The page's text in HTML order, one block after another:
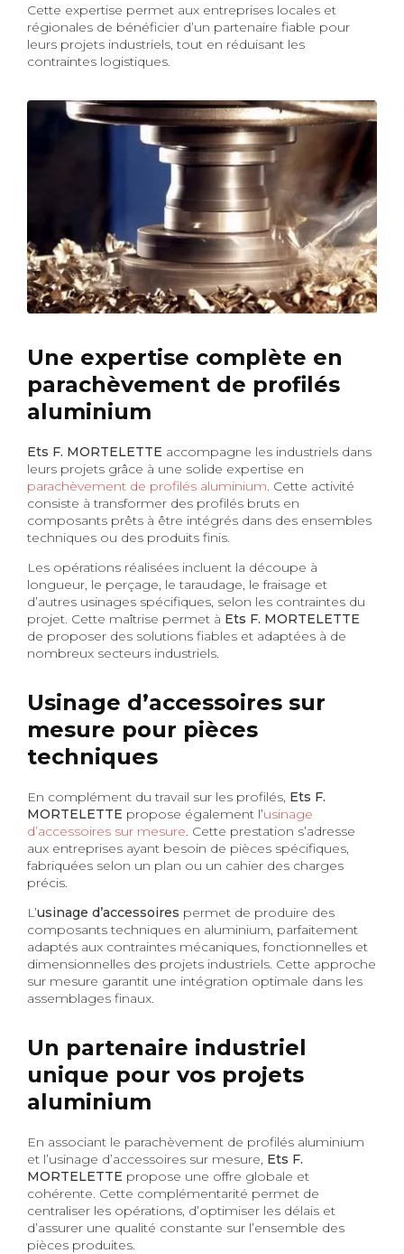
Cette expertise permet aux entreprises locales et
régionales de bénéficier d’un partenaire fiable pour
leurs projets industriels, tout en réduisant les
contraintes logistiques.
Une expertise complète en
parachèvement de profilés
aluminium
Ets F. MORTELETTE accompagne les industriels dans
leurs projets grâce à une solide expertise en
parachèvement de profilés aluminium. Cette activité
consiste à transformer des profilés bruts en
composants prêts à être intégrés dans des ensembles
techniques ou des produits finis.
Les opérations réalisées incluent la découpe à
longueur, le perçage, le taraudage, le fraisage et
d’autres usinages spécifiques, selon les contraintes du
projet. Cette maîtrise permet à Ets F. MORTELETTE
de proposer des solutions fiables et adaptées à de
nombreux secteurs industriels.
Usinage d’accessoires sur
mesure pour pièces
techniques
En complément du travail sur les profilés, Ets F.
MORTELETTE propose également l’usinage
d’accessoires sur mesure. Cette prestation s’adresse
aux entreprises ayant besoin de pièces spécifiques,
fabriquées selon un plan ou un cahier des charges
précis.
L’usinage d’accessoires permet de produire des
composants techniques en aluminium, parfaitement
adaptés aux contraintes mécaniques, fonctionnelles et
dimensionnelles des projets industriels. Cette approche
sur mesure garantit une intégration optimale dans les
assemblages finaux.
Un partenaire industriel
unique pour vos projets
aluminium
En associant le parachèvement de profilés aluminium
et l’usinage d’accessoires sur mesure, Ets F.
MORTELETTE propose une offre globale et
cohérente. Cette complémentarité permet de
centraliser les opérations, d’optimiser les délais et
d’assurer une qualité constante sur l’ensemble des
pièces produites.